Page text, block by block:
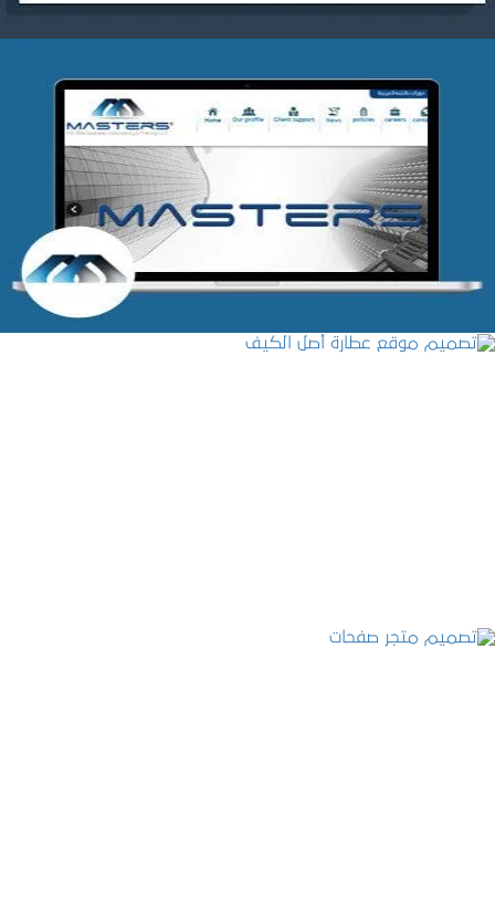
شركة MASTERS للتدريب
التفاصيل